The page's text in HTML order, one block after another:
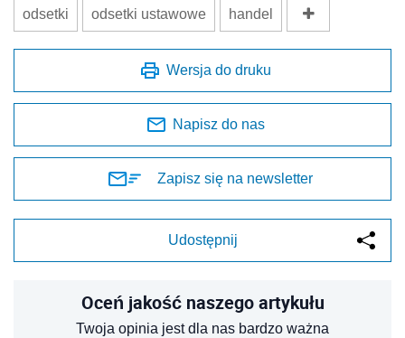
odsetki odsetki ustawowe handel
Wersja do druku
Napisz do nas
Zapisz się na newsletter
Udostępnij
Oceń jakość naszego artykułu
Twoja opinia jest dla nas bardzo ważna